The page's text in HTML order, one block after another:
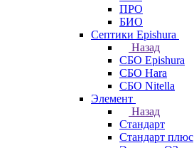
ПРО
БИО
Септики Epishura
Назад
СБО Epishura
СБО Hara
СБО Nitella
Элемент
Назад
Стандарт
Стандарт плюс